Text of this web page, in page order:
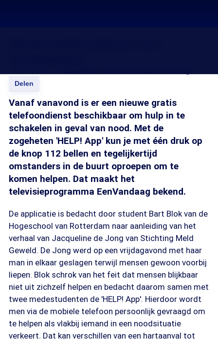
Delen
Vanaf vanavond is er een nieuwe gratis
telefoondienst beschikbaar om hulp in te
schakelen in geval van nood. Met de
zogeheten 'HELP! App' kun je met één druk op
de knop 112 bellen en tegelijkertijd
omstanders in de buurt oproepen om te
komen helpen. Dat maakt het
televisieprogramma EenVandaag bekend.
De applicatie is bedacht door student Bart Blok van de
Hogeschool van Rotterdam naar aanleiding van het
verhaal van Jacqueline de Jong van Stichting Meld
Geweld. De Jong werd op een vrijdagavond met haar
man in elkaar geslagen terwijl mensen gewoon voorbij
liepen. Blok schrok van het feit dat mensen blijkbaar
niet uit zichzelf helpen en bedacht daarom samen met
twee medestudenten de 'HELP! App'. Hierdoor wordt
men via de mobiele telefoon persoonlijk gevraagd om
te helpen als vlakbij iemand in een noodsituatie
verkeert. Dat kan verschillen van een hartaanval tot